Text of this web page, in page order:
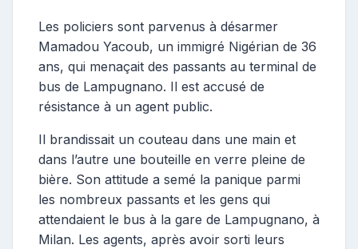
Les policiers sont parvenus à désarmer
Mamadou Yacoub, un immigré Nigérian de 36
ans, qui menaçait des passants au terminal de
bus de Lampugnano. Il est accusé de
résistance à un agent public.
Il brandissait un couteau dans une main et
dans l’autre une bouteille en verre pleine de
bière. Son attitude a semé la panique parmi
les nombreux passants et les gens qui
attendaient le bus à la gare de Lampugnano, à
Milan. Les agents, après avoir sorti leurs